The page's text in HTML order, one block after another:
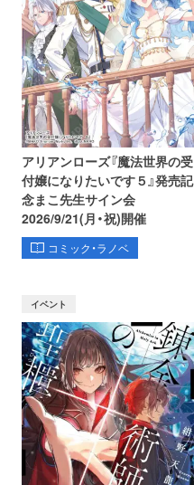
アリアンローズ『魔法世界の受
付嬢になりたいです５』発売記
念まこ先生サイン会
2026/9/21(月・祝)開催
コミック・ラノベ
イベント